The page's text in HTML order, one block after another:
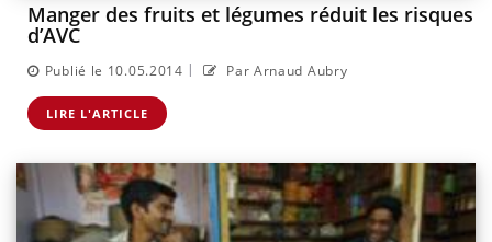
Manger des fruits et légumes réduit les risques
d’AVC
Publié le 10.05.2014 | Par Arnaud Aubry
LIRE L'ARTICLE